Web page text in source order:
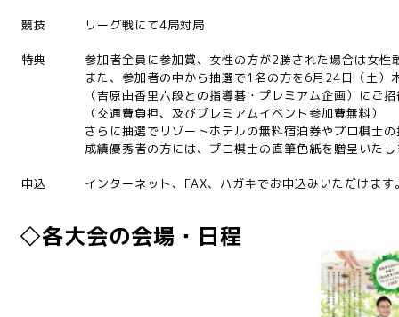
競技 リーグ戦にて4局対局
特典
参加者全員に参加賞、女性の方が2勝された場合は女性
また、参加者の中から抽選で1名の方を6月24日（土
（吉原由香里六段との指導碁・プレミアム企画）にご
（交通費負担、及びプレミアムイベント参加費無料）
さらに抽選でリゾートホテルの無料宿泊券やプロ棋士
成績優秀者の方には、プロ棋士の直筆色紙を贈呈いた
申込 インターネット、FAX、ハガキでお申込みいただけます
◇各大会の会場・日程